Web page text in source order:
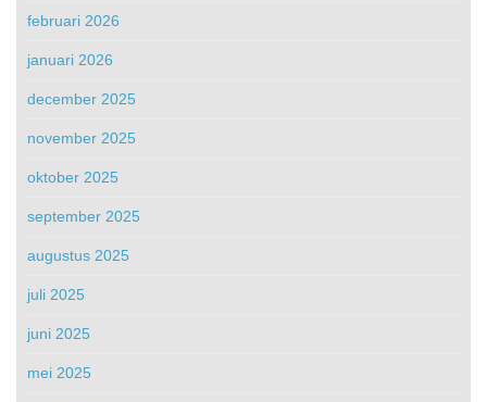
februari 2026
januari 2026
december 2025
november 2025
oktober 2025
september 2025
augustus 2025
juli 2025
juni 2025
mei 2025